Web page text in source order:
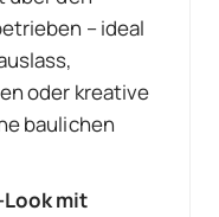
– ideal
oder kreative
baulichen
mit